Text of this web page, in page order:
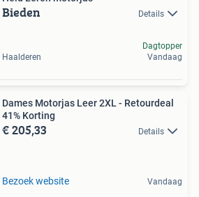
Bieden Details
Haalderen
Dagtopper
Vandaag
Dames Motorjas Leer 2XL - Retourdeal
41% Korting
€ 205,33 Details
Bezoek website Vandaag